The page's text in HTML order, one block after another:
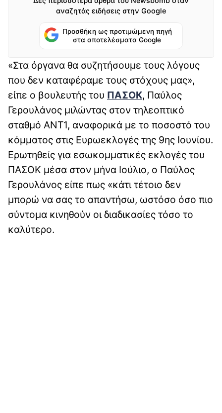
αναζητάς ειδήσεις στην Google
Προσθήκη ως προτιμώμενη πηγή
στα αποτελέσματα Google
«Στα όργανα θα συζητήσουμε τους λόγους
που δεν καταφέραμε τους στόχους μας»,
είπε ο βουλευτής του ΠΑΣΟΚ, Παύλος
Γερουλάνος μιλώντας στον τηλεοπτικό
σταθμό ΑΝΤ1, αναφορικά με το ποσοστό του
κόμματος στις Ευρωεκλογές της 9ης Ιουνίου.
Ερωτηθείς για εσωκομματικές εκλογές του
ΠΑΣΟΚ μέσα στον μήνα Ιούλιο, ο Παύλος
Γερουλάνος είπε πως «κάτι τέτοιο δεν
μπορώ να σας το απαντήσω, ωστόσο όσο πιο
σύντομα κινηθούν οι διαδικασίες τόσο το
καλύτερο.